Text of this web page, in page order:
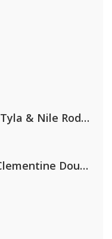
Damiano David, Tyla & Nile Rodgers
Calvin Harris & Clementine Douglas